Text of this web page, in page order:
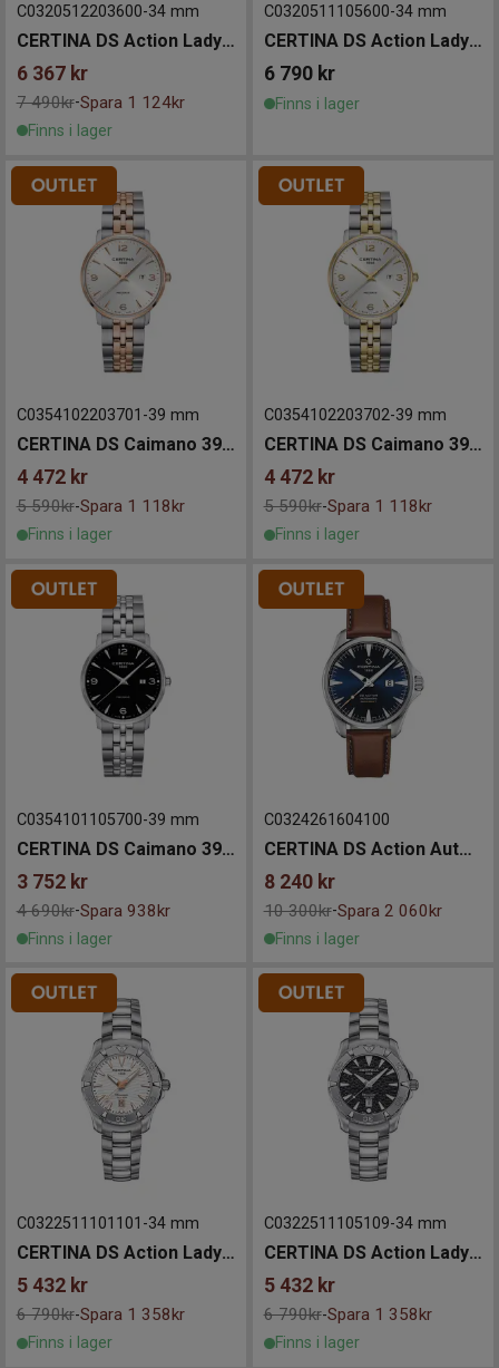
C0320512203600-34 mm
CERTINA DS Action Lady Diamonds 34mm
6 367 kr
7 490kr-Spara 1 124kr
Finns i lager
C0320511105600-34 mm
CERTINA DS Action Lady Diamonds 34mm
6 790 kr
Finns i lager
C0354102203701 -39 mm
CERTINA DS Caimano 39mm
4 472 kr
5 590kr-Spara 1 118kr
Finns i lager
C0354102203702-39 mm
CERTINA DS Caimano 39mm
4 472 kr
5 590kr-Spara 1 118kr
Finns i lager
C0354101105700-39 mm
CERTINA DS Caimano 39mm
3 752 kr
4 690kr-Spara 938kr
Finns i lager
C0324261604100
CERTINA DS Action Automatic
8 240 kr
10 300kr-Spara 2 060kr
Finns i lager
C0322511101101 -34 mm
CERTINA DS Action Lady 34mm
5 432 kr
6 790kr-Spara 1 358kr
Finns i lager
C0322511105109-34 mm
CERTINA DS Action Lady 34mm
5 432 kr
6 790kr-Spara 1 358kr
Finns i lager